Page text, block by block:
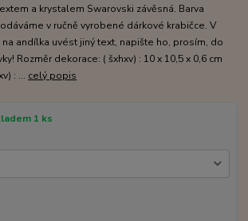
a krystalem Swarovski závěsná. Barva
v ručně vyrobené dárkové krabičce. V
andílka uvést jiný text, napište ho, prosím, do
Rozměr dekorace: ( šxhxv) : 10 x 10,5 x 0,6 cm
: ... celý popis
1 ks